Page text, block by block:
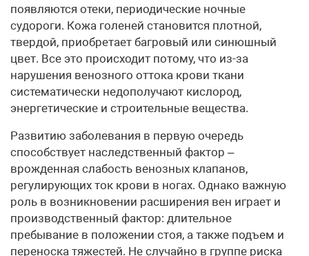
появляются отеки, периодические ночные
судороги. Кожа голеней становится плотной,
твердой, приобретает багровый или синюшный
цвет. Все это происходит потому, что из-за
нарушения венозного оттока крови ткани
систематически недополучают кислород,
энергетические и строительные вещества.
Развитию заболевания в первую очередь
способствует наследственный фактор –
врожденная слабость венозных клапанов,
регулирующих ток крови в ногах. Однако важную
роль в возникновении расширения вен играет и
производственный фактор: длительное
пребывание в положении стоя, а также подъем и
переноска тяжестей. Не случайно в группе риска